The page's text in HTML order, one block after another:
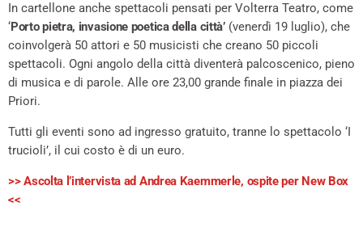
In cartellone anche spettacoli pensati per Volterra Teatro, come
‘Porto pietra, invasione poetica della città’ (venerdì 19 luglio), che
coinvolgerà 50 attori e 50 musicisti che creano 50 piccoli
spettacoli. Ogni angolo della città diventerà palcoscenico, pieno
di musica e di parole. Alle ore 23,00 grande finale in piazza dei
Priori.
Tutti gli eventi sono ad ingresso gratuito, tranne lo spettacolo ‘I
trucioli’, il cui costo è di un euro.
>> Ascolta l’intervista ad Andrea Kaemmerle, ospite per New Box
<<